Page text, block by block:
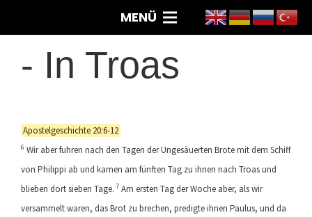
MENÜ
- In Troas
Apostelgeschichte 20:6-12
6 Wir aber fuhren nach den Tagen der Ungesäuerten Brote mit dem Schiff
von Philippi ab und kamen am fünften Tag zu ihnen nach Troas und
blieben dort sieben Tage. 7 Am ersten Tag der Woche aber, als wir
versammelt waren, das Brot zu brechen, predigte ihnen Paulus, und da